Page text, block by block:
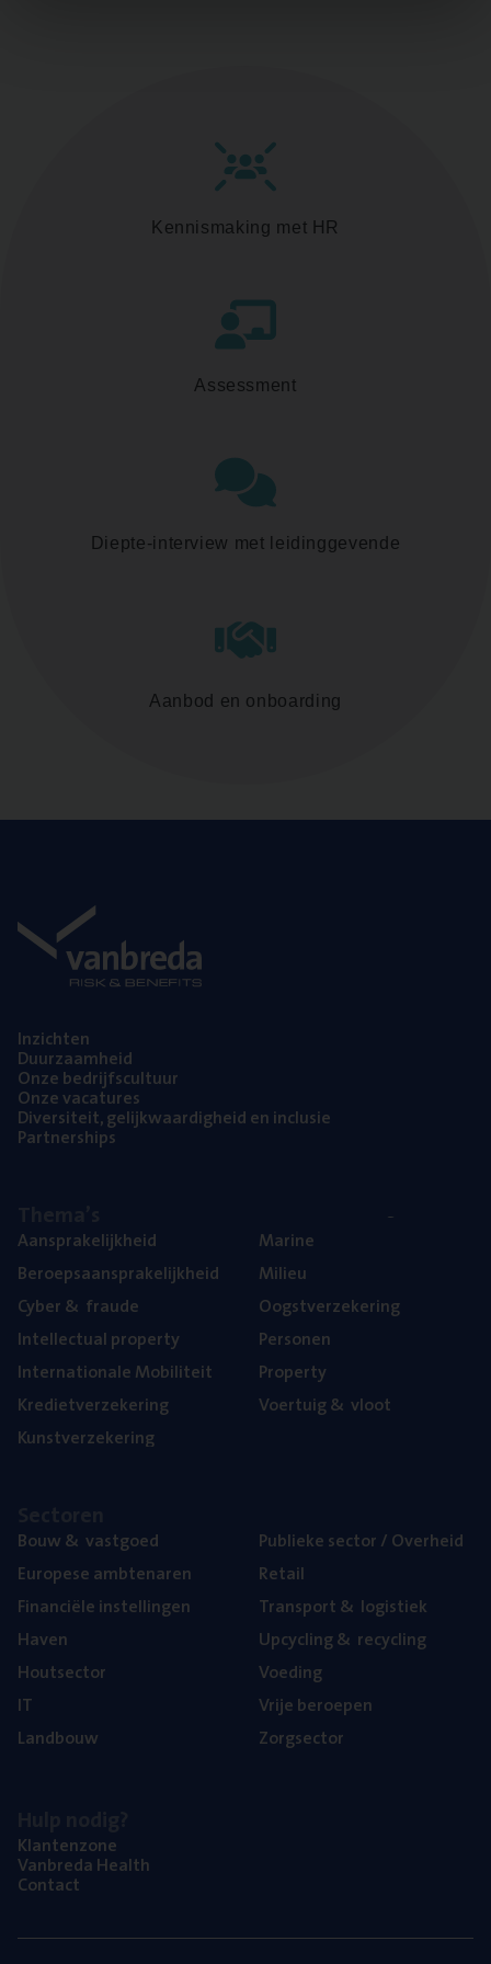
Kennismaking met HR
Assessment
Diepte-interview met leidinggevende
Aanbod en onboarding
Inzich­ten
Duur­zaam­heid
Onze bedrijfs­cul­tuur
Onze vaca­tu­res
Diver­si­teit, gelijk­waar­dig­heid en inclusie
Part­ner­ships
Aan­spra­ke­lijk­heid
Beroeps­aan­spra­ke­lijk­heid
Cyber& fraude
Intel­lec­tu­al property
Inter­na­ti­o­na­le Mobiliteit
Kre­diet­ver­ze­ke­ring
Kunst­ver­ze­ke­ring
Mari­ne
Mili­eu
Oogst­ver­ze­ke­ring
Per­so­nen
Pro­per­ty
Voer­tuig& vloot
Bouw& vastgoed
Euro­pe­se ambtenaren
Finan­ci­ë­le instellingen
Haven
Hout­sec­tor
IT
Land­bouw
Publie­ke sec­tor / Overheid
Retail
Trans­port& logistiek
Upcy­cling& recycling
Voe­ding
Vrije beroe­pen
Zorg­sec­tor
Klan­ten­zo­ne
Van­b­re­da Health
Con­tact